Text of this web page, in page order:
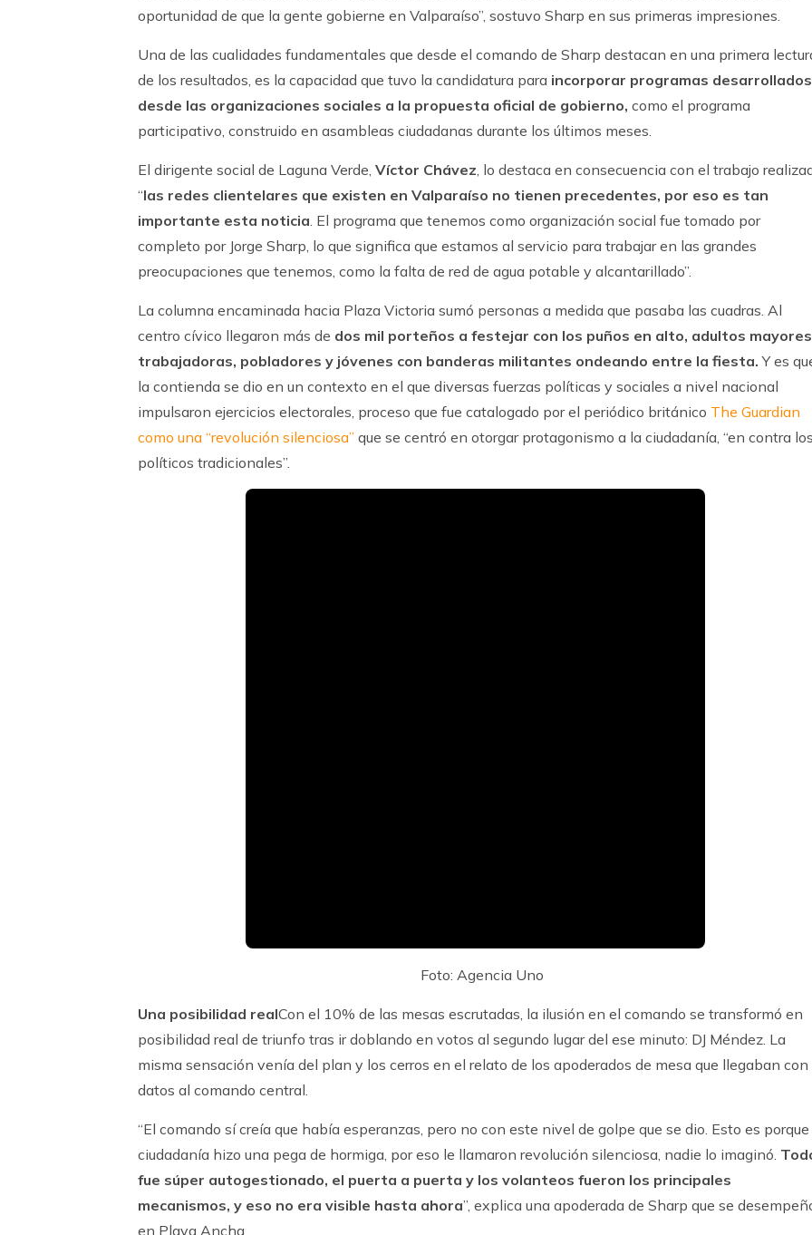
oportunidad de que la gente gobierne en Valparaíso”, sostuvo Sharp en sus primeras impresiones.
Una de las cualidades fundamentales que desde el comando de Sharp destacan en una primera
de los resultados, es la capacidad que tuvo la candidatura para incorporar programas desarrollados
desde las organizaciones sociales a la propuesta oficial de gobierno, como el programa
participativo, construido en asambleas ciudadanas durante los últimos meses.
El dirigente social de Laguna Verde, Víctor Chávez , lo destaca en consecuencia con el trabajo
“las redes clientelares que existen en Valparaíso no tienen precedentes, por eso es tan
importante esta noticia . El programa que tenemos como organización social fue tomado por
completo por Jorge Sharp, lo que significa que estamos al servicio para trabajar en las grandes
preocupaciones que tenemos, como la falta de red de agua potable y alcantarillado”.
La columna encaminada hacia Plaza Victoria sumó personas a medida que pasaba las cuadras. Al
centro cívico llegaron más de dos mil porteños a festejar con los puños en alto, adultos
trabajadoras, pobladores y jóvenes con banderas militantes ondeando entre la fiesta. Y es
la contienda se dio en un contexto en el que diversas fuerzas políticas y sociales a nivel nacional
impulsaron ejercicios electorales, proceso que fue catalogado por el periódico británico The Guardian
como una “revolución silenciosa” que se centró en otorgar protagonismo a la ciudadanía, “en contra los
políticos tradicionales”.
Foto: Agencia Uno
Una posibilidad realCon el 10% de las mesas escrutadas, la ilusión en el comando se transformó en
posibilidad real de triunfo tras ir doblando en votos al segundo lugar del ese minuto: DJ Méndez. La
misma sensación venía del plan y los cerros en el relato de los apoderados de mesa que llegaban con
datos al comando central.
“El comando sí creía que había esperanzas, pero no con este nivel de golpe que se dio. Esto es
ciudadanía hizo una pega de hormiga, por eso le llamaron revolución silenciosa, nadie lo imaginó.
fue súper autogestionado, el puerta a puerta y los volanteos fueron los principales
mecanismos, y eso no era visible hasta ahora”, explica una apoderada de Sharp que se
en Playa Ancha.